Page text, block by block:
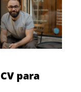
para